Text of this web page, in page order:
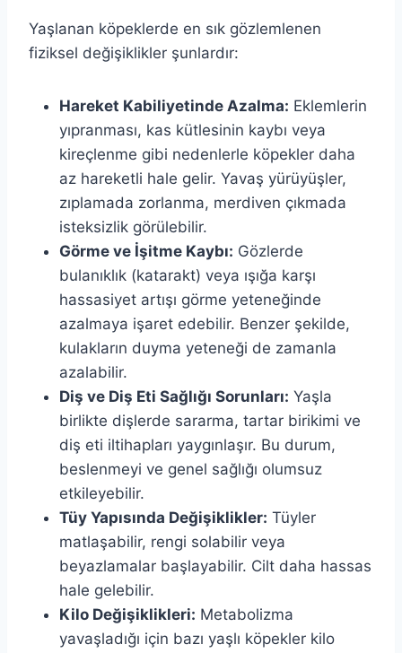
Yaşlanan köpeklerde en sık gözlemlenen
fiziksel değişiklikler şunlardır:
Hareket Kabiliyetinde Azalma: Eklemlerin
yıpranması, kas kütlesinin kaybı veya
kireçlenme gibi nedenlerle köpekler daha
az hareketli hale gelir. Yavaş yürüyüşler,
zıplamada zorlanma, merdiven çıkmada
isteksizlik görülebilir.
Görme ve İşitme Kaybı: Gözlerde
bulanıklık (katarakt) veya ışığa karşı
hassasiyet artışı görme yeteneğinde
azalmaya işaret edebilir. Benzer şekilde,
kulakların duyma yeteneği de zamanla
azalabilir.
Diş ve Diş Eti Sağlığı Sorunları: Yaşla
birlikte dişlerde sararma, tartar birikimi ve
diş eti iltihapları yaygınlaşır. Bu durum,
beslenmeyi ve genel sağlığı olumsuz
etkileyebilir.
Tüy Yapısında Değişiklikler: Tüyler
matlaşabilir, rengi solabilir veya
beyazlamalar başlayabilir. Cilt daha hassas
hale gelebilir.
Kilo Değişiklikleri: Metabolizma
yavaşladığı için bazı yaşlı köpekler kilo